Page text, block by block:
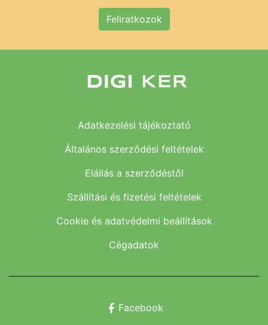
Feliratkozok
Adatkezelési tájékoztató
Általános szerződési feltételek
Elállás a szerződéstől
Szállítási és fizetési feltételek
Cookie és adatvédelmi beállítások
Cégadatok
Facebook